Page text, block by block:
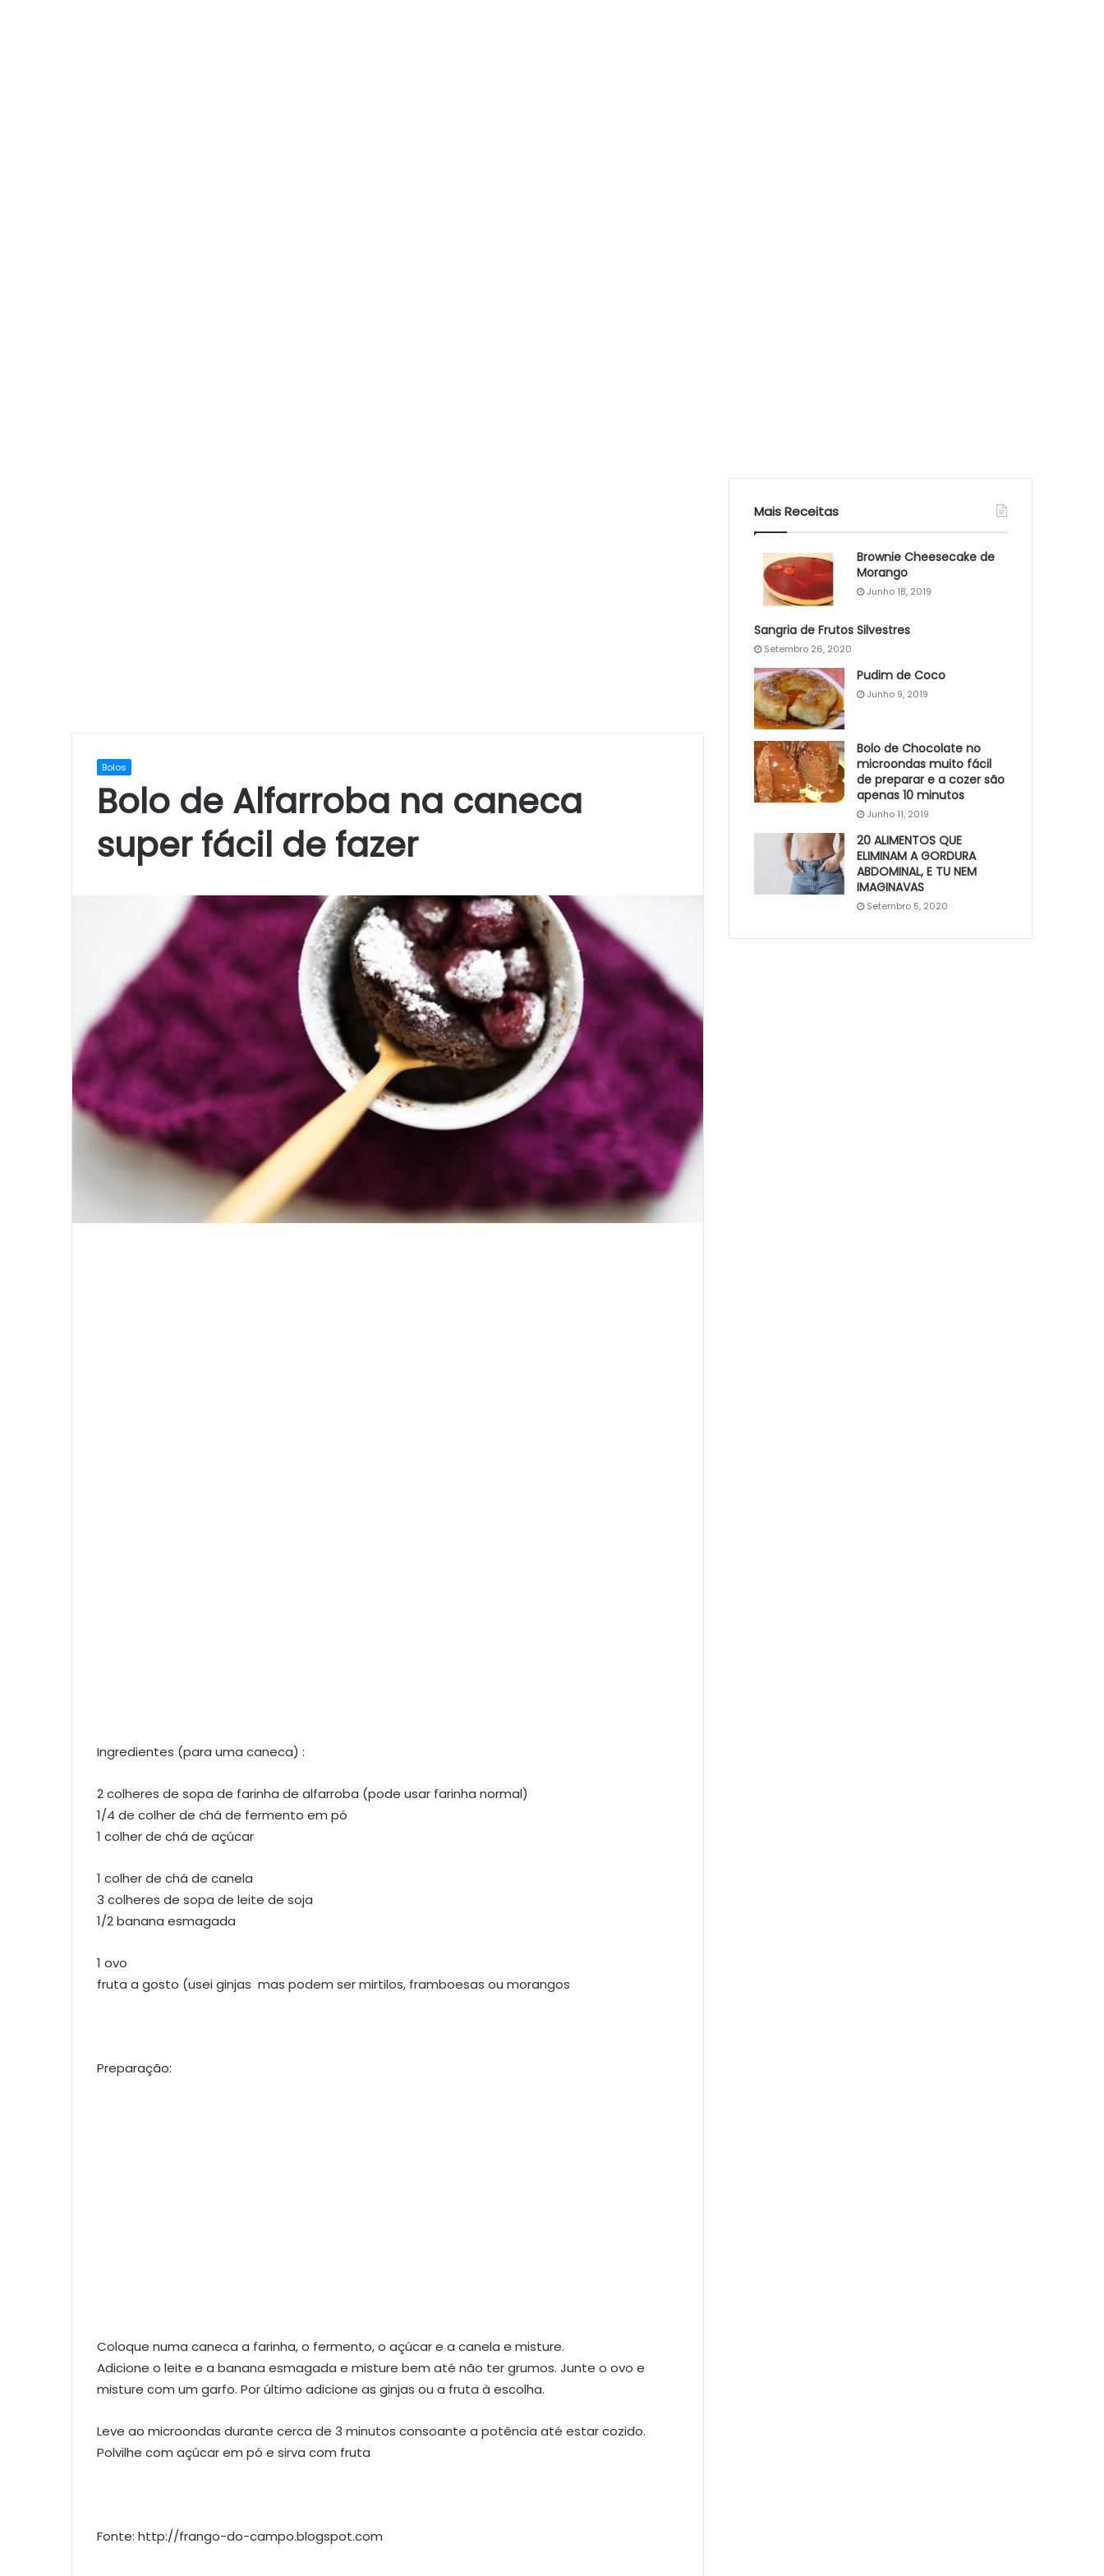
Bolos
Bolo de Alfarroba na caneca
super fácil de fazer
Ingredientes (para uma caneca) :
2 colheres de sopa de farinha de alfarroba (pode usar farinha normal)
1/4 de colher de chá de fermento em pó
1 colher de chá de açúcar
1 colher de chá de canela
3 colheres de sopa de leite de soja
1/2 banana esmagada
1 ovo
fruta a gosto (usei ginjas mas podem ser mirtilos, framboesas ou morangos
Preparação:
Coloque numa caneca a farinha, o fermento, o açúcar e a canela e misture.
Adicione o leite e a banana esmagada e misture bem até não ter grumos. Junte o ovo e
misture com um garfo. Por último adicione as ginjas ou a fruta à escolha.
Leve ao microondas durante cerca de 3 minutos consoante a potência até estar cozido.
Polvilhe com açúcar em pó e sirva com fruta
Fonte: http://frango-do-campo.blogspot.com
Mais Receitas
Brownie Cheesecake de
Morango
Junho 18, 2019
Sangria de Frutos Silvestres
Setembro 26, 2020
Pudim de Coco
Junho 9, 2019
Bolo de Chocolate no
microondas muito fácil
de preparar e a cozer são
apenas 10 minutos
Junho 11, 2019
20 ALIMENTOS QUE
ELIMINAM A GORDURA
ABDOMINAL, E TU NEM
IMAGINAVAS
Setembro 5, 2020